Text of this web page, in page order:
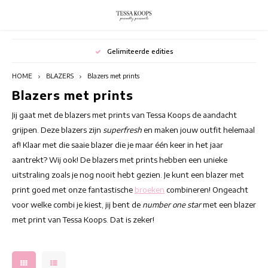
Hoofdmenu / jurken
Bloemenjurken
Bohemian jurken
Chique Jurken
Cocktailjurken
Elegante jurken
Hoofdmenu / tops
TUNIEKEN
Elegante tops
Kleurrijke tops
Mouwloze Damestops
Tops Met Korte Mouwen
Hoofdmenu / broeken
JUMPSUITS
Damesbroeken Met Print
Flared Broeken
Gekleurde broek
Hoge taille broek
Hoofdmenu / rokken
Bloemenrokken
Korte Rokken
Lange Rokken
Rokken met prints
Zomerrokken
Hoofdmenu / blazers
Casual blazers
Hoofdmenu / outlet
Summer outlet
Winter outlet
Switching Seasons Sale
Hoofdmenu
Deutsch
English
Hoofdmenu
GBP
USD
CHF
Gelimiteerde edities
HOME BLAZERS Blazers met prints
Blazers met prints
Jij gaat met de blazers met prints van Tessa Koops de aandacht
grijpen. Deze blazers zijn superfresh en maken jouw outfit helemaal
af! Klaar met die saaie blazer die je maar één keer in het jaar
aantrekt? Wij ook! De blazers met prints hebben een unieke
uitstraling zoals je nog nooit hebt gezien. Je kunt een blazer met
print goed met onze fantastische broeken combineren! Ongeacht
voor welke combi je kiest, jij bent de number one starmet een blazer
met print van Tessa Koops. Dat is zeker!